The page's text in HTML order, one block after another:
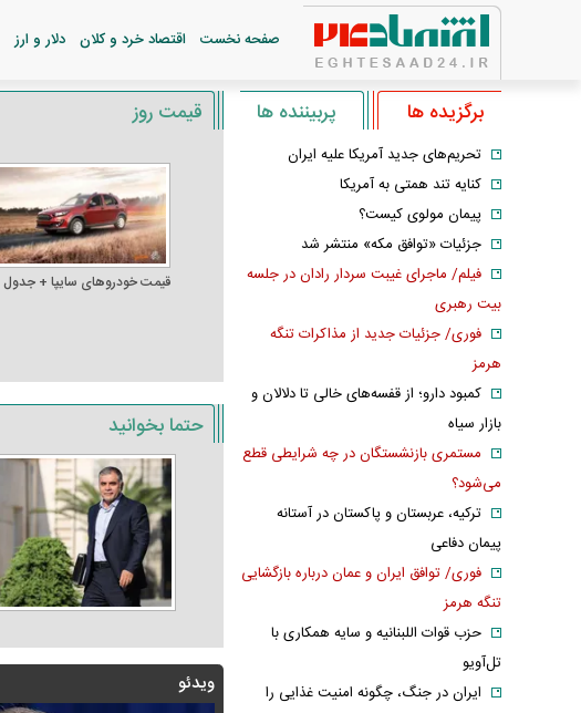
صفحه نخست اقتصاد خرد و کلان دلار و ارز
قیمت روز
قیمت خودرو‌های سایپا + جدول
حتما بخوانید
ویدئو
برگزیده ها پربیننده ها
تحریم‌های جدید آمریکا علیه ایران
کنایه تند همتی به آمریکا
پیمان مولوی کیست؟
جزئیات «توافق مکه» منتشر شد
فیلم/ ماجرای غیبت سردار رادان در جلسه
بیت رهبری
فوری/ جزئیات جدید از مذاکرات تنگه
هرمز
کمبود دارو؛ از قفسه‌های خالی تا دلالان و
بازار سیاه
مستمری بازنشستگان در چه شرایطی قطع
می‌شود؟
ترکیه، عربستان و پاکستان در آستانه
پیمان دفاعی
فوری/ توافق ایران و عمان درباره بازگشایی
تنگه هرمز
حزب قوات اللبنانیه و سایه همکاری با
تل‌آویو
ایران در جنگ، چگونه امنیت غذایی را